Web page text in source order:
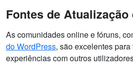
Fontes de
As comunidades online e fóruns,
do WordPress, são excelentes
experiências com outros